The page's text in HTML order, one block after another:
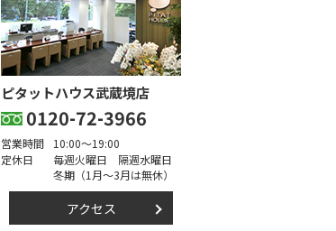
ピタットハウス武蔵境店
0120-72-3966
営業時間
10:00～19:00
定休日
毎週火曜日 隔週水曜日
冬期（1月～3月は無休）
アクセス